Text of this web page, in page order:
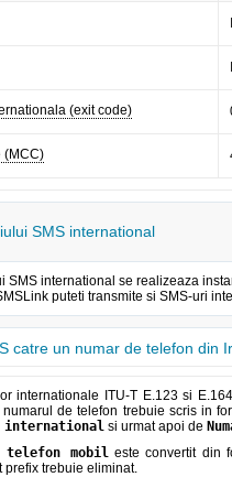
(exit code)
(MCC)
SMS international
SMS international se realizeaza
puteti transmite si SMS-uri
catre un numar de telefon din
internationale ITU-T E.123 si
numarul de telefon trebuie scris in
international si urmat apoi de
telefon mobileste convertit din
prefix trebuie eliminat.